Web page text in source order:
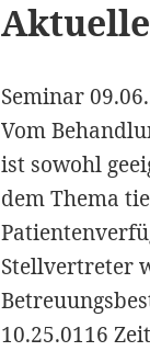
Seminar
Vom
ist sowohl
dem Thema
Stellvertreter
10.25.0116